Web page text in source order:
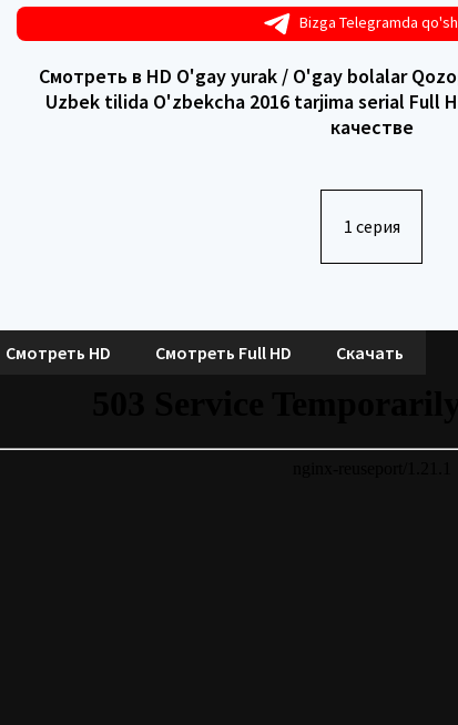
Bizga Telegramda
Смотреть в HD O'gay yurak / O'gay bolalar
Uzbek tilida O'zbekcha 2016 tarjima serial Full
качестве
1 серия
Смотреть HD Смотреть Full HD Скачать